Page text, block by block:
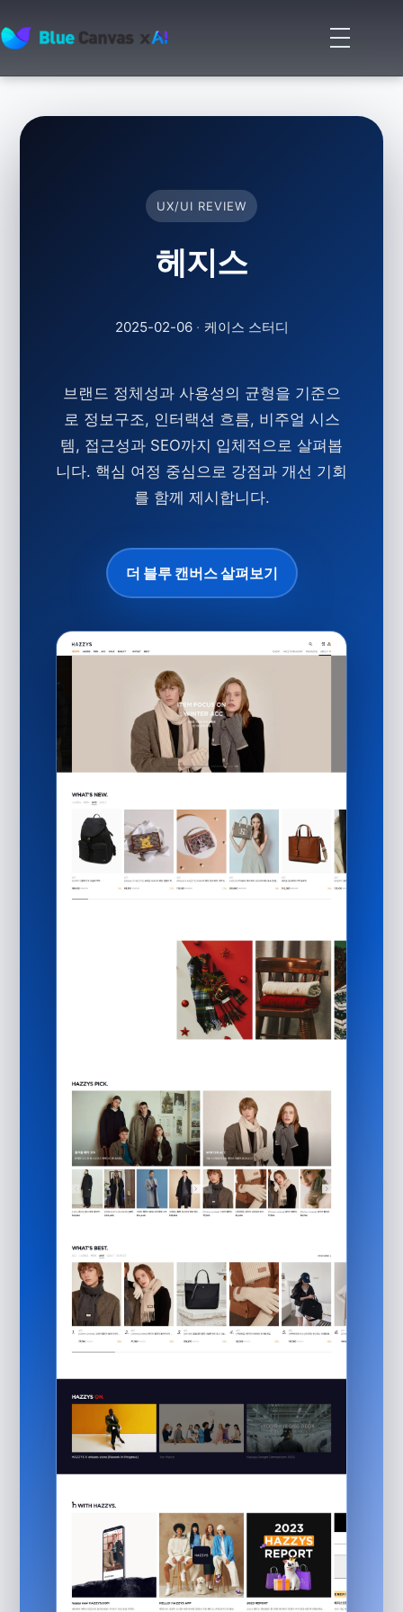
BLUECANVAS
메
뉴
기
UX/UI REVIEW
헤지스
2025-02-06 · 케이스 스터디
브랜드 정체성과 사용성의 균형을 기준으
로 정보구조, 인터랙션 흐름, 비주얼 시스
템, 접근성과 SEO까지 입체적으로 살펴봅
니다. 핵심 여정 중심으로 강점과 개선 기회
를 함께 제시합니다.
더 블루 캔버스 살펴보기